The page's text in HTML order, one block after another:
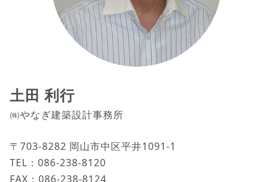
土田 利行
㈱やなぎ建築設計事務所
〒703-8282 岡山市中区平井1091-1
TEL：086-238-8120
FAX：086-238-8124